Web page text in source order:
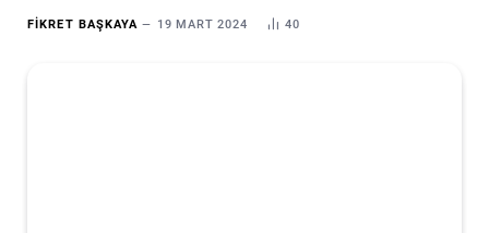
FIKRET BAŞKAYA 19 MART 2024 40